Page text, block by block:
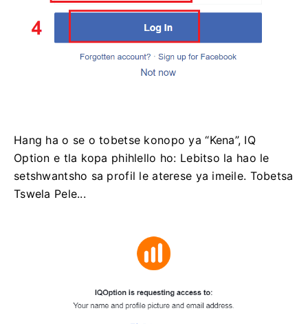
Hang ha o se o tobetse konopo ya “Kena”, IQ
Option e tla kopa phihlello ho: Lebitso la hao le
setshwantsho sa profil le aterese ya imeile. Tobetsa
Tswela Pele...